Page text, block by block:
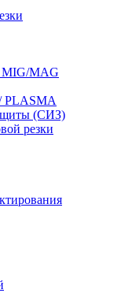
MIG/MAG
PLASMA
(СИЗ)
резки